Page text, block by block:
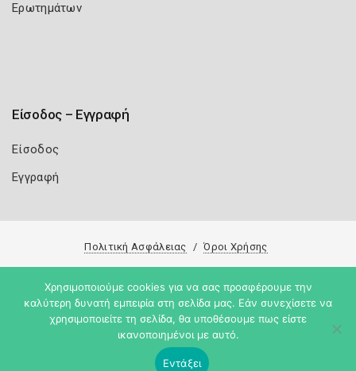
Ερωτημάτων
Είσοδος – Εγγραφή
Είσοδος
Εγγραφή
Πολιτική Ασφάλειας Όροι Χρήσης
Copyright 2026 Knowledge A.E.
Χρησιμοποιούμε cookies για να σας προσφέρουμε την
καλύτερη δυνατή εμπειρία στη σελίδα μας. Εάν συνεχίσετε να
χρησιμοποιείτε τη σελίδα, θα υποθέσουμε πως είστε
ικανοποιημένοι με αυτό.
Εντάξει